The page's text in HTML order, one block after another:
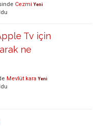
Cezmi Yeni
Tv için
ne
Mevlüt kara Yeni